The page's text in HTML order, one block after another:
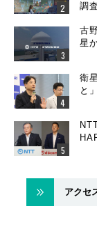
調
古
星
衛
と
アクセ